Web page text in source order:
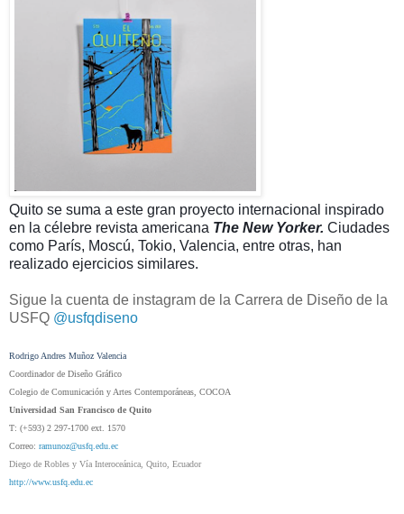
Quito se suma a este gran proyecto internacional inspirado
en la célebre revista americana The New Yorker. Ciudades
como París, Moscú, Tokio, Valencia, entre otras, han
realizado ejercicios similares.
Sigue la cuenta de instagram de la Carrera de Diseño de la
USFQ @usfqdiseno
Rodrigo Andres Muñoz Valencia
Coordinador de Diseño Gráfico
Colegio de Comunicación y Artes Contemporáneas, COCOA
Universidad San Francisco de Quito
T: (+593) 2 297-1700 ext. 1570
Correo: ramunoz@usfq.edu.ec
Diego de Robles y Vía Interoceánica, Quito, Ecuador
http://www.usfq.edu.ec